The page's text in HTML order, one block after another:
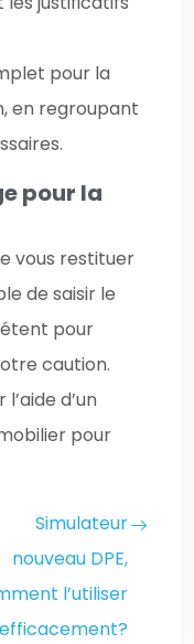
pour la
en regroupant
pour la
vous restituer
de saisir le
pour
caution.
d’un
pour
Simulateur
nouveau DPE,
l’utiliser
efficacement?